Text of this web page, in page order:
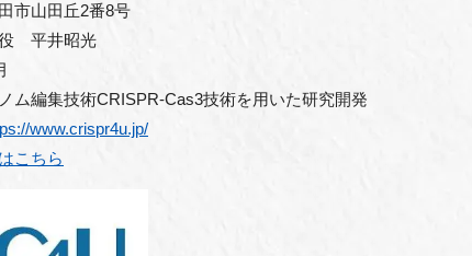
市山田丘2番8号
役 平井昭光
ム編集技術CRISPR-Cas3技術を用いた研究開発
www.crispr4u.jp/
こちら